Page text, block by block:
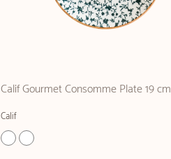
Calif Gourmet Consomme Plate 19 cm
Calif